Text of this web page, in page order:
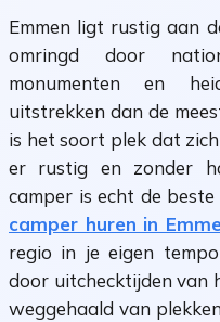
Emmen ligt rustig aan
omringd door
monumenten en
uitstrekken dan de
is het soort plek dat
er rustig en zonder
camper is echt de
camper huren in
regio in je eigen
door uitchecktijden van
weggehaald van